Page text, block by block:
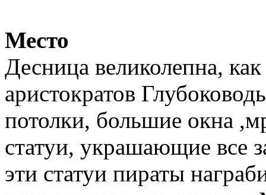
Место
Десница великолепна,
аристократов
потолки, большие окна
статуи, украшающие все
эти статуи пираты